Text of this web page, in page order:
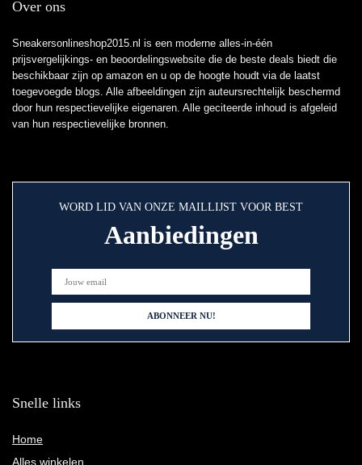
Over ons
Sneakersonlineshop2015.nl is een moderne alles-in-één
prijsvergelijkings- en beoordelingswebsite die de beste deals biedt die
beschikbaar zijn op amazon en u op de hoogte houdt via de laatst
toegevoegde blogs. Alle afbeeldingen zijn auteursrechtelijk beschermd
door hun respectievelijke eigenaren. Alle geciteerde inhoud is afgeleid
van hun respectievelijke bronnen.
WORD LID VAN ONZE MAILLIJST VOOR BEST
Aanbiedingen
Snelle links
Home
Alles winkelen